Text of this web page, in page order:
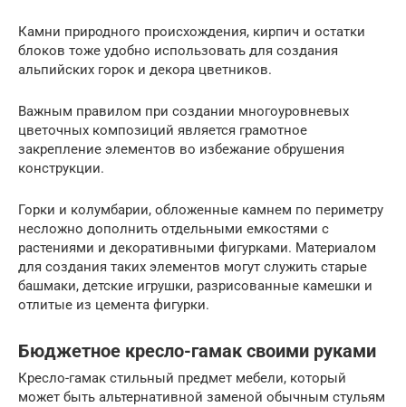
Камни природного происхождения, кирпич и остатки
блоков тоже удобно использовать для создания
альпийских горок и декора цветников.
Важным правилом при создании многоуровневых
цветочных композиций является грамотное
закрепление элементов во избежание обрушения
конструкции.
Горки и колумбарии, обложенные камнем по периметру
несложно дополнить отдельными емкостями с
растениями и декоративными фигурками. Материалом
для создания таких элементов могут служить старые
башмаки, детские игрушки, разрисованные камешки и
отлитые из цемента фигурки.
Бюджетное кресло-гамак своими руками
Кресло-гамак стильный предмет мебели, который
может быть альтернативной заменой обычным стульям